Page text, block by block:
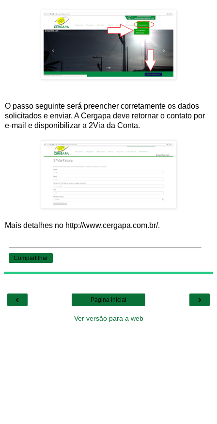
O passo seguinte será preencher corretamente os dados
solicitados e enviar. A Cergapa deve retornar o contato por
e-mail e disponibilizar a 2Via da Conta.
Mais detalhes no http://www.cergapa.com.br/.
Compartilhar
‹ ›
Página inicial
Ver versão para a web